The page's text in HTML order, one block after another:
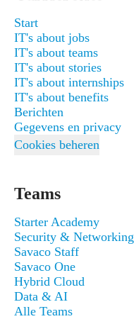
Start
IT's about jobs
IT's about teams
IT's about stories
IT's about internships
IT's about benefits
Berichten
Gegevens en privacy
Cookies beheren
Teams
Starter Academy
Security & Networking
Savaco Staff
Savaco One
Hybrid Cloud
Data & AI
Alle Teams